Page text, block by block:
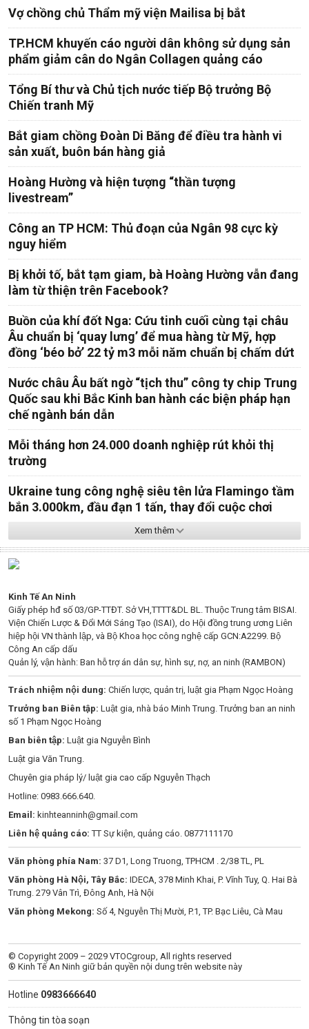
Vợ chồng chủ Thẩm mỹ viện Mailisa bị bắt
TP.HCM khuyến cáo người dân không sử dụng sản
phẩm giảm cân do Ngân Collagen quảng cáo
Tổng Bí thư và Chủ tịch nước tiếp Bộ trưởng Bộ
Chiến tranh Mỹ
Bắt giam chồng Đoàn Di Băng để điều tra hành vi
sản xuất, buôn bán hàng giả
Hoàng Hường và hiện tượng “thần tượng
livestream”
Công an TP HCM: Thủ đoạn của Ngân 98 cực kỳ
nguy hiểm
Bị khởi tố, bắt tạm giam, bà Hoàng Hường vẫn đang
làm từ thiện trên Facebook?
Buồn của khí đốt Nga: Cứu tinh cuối cùng tại châu
Âu chuẩn bị ‘quay lưng’ để mua hàng từ Mỹ, hợp
đồng ‘béo bở’ 22 tỷ m3 mỗi năm chuẩn bị chấm dứt
Nước châu Âu bất ngờ “tịch thu” công ty chip Trung
Quốc sau khi Bắc Kinh ban hành các biện pháp hạn
chế ngành bán dẫn
Mỗi tháng hơn 24.000 doanh nghiệp rút khỏi thị
trường
Ukraine tung công nghệ siêu tên lửa Flamingo tầm
bắn 3.000km, đầu đạn 1 tấn, thay đổi cuộc chơi
Xem thêm
Kinh Tế An Ninh
Giấy phép hđ số 03/GP-TTĐT. Sở VH,TTTT&DL BL. Thuộc Trung tâm BISAI.
Viện Chiến Lược & Đổi Mới Sáng Tạo (ISAI), do Hội đồng trung ương Liên
hiệp hội VN thành lập, và Bộ Khoa học công nghệ cấp GCN:A2299. Bộ
Công An cấp dấu
Quản lý, vận hành: Ban hỗ trợ án dân sự, hình sự, nợ, an ninh (RAMBON)
Trách nhiệm nội dung: Chiến lược, quản trị, luật gia Phạm Ngọc Hoàng
Trưởng ban Biên tập: Luật gia, nhà báo Minh Trung. Trưởng ban an ninh
số 1 Phạm Ngọc Hoàng
Ban biên tập: Luật gia Nguyễn Bình
Luật gia Văn Trung.
Chuyên gia pháp lý/ luật gia cao cấp Nguyễn Thạch
Hotline: 0983.666.640.
Email: kinhteanninh@gmail.com
Liên hệ quảng cáo: TT Sự kiện, quảng cáo. 0877111170
Văn phòng phía Nam: 37 D1, Long Truong, TPHCM . 2/38 TL, PL
Văn phòng Hà Nội, Tây Bắc: IDECA, 378 Minh Khai, P. Vĩnh Tuy, Q. Hai Bà
Trưng. 279 Vân Trì, Đông Anh, Hà Nội
Văn phòng Mekong: Số 4, Nguyễn Thị Mười, P.1, TP. Bạc Liêu, Cà Mau
© Copyright 2009 – 2029 VTOCgroup, All rights reserved
® Kinh Tế An Ninh giữ bản quyền nội dung trên website này
Hotline 0983666640
Thông tin tòa soạn